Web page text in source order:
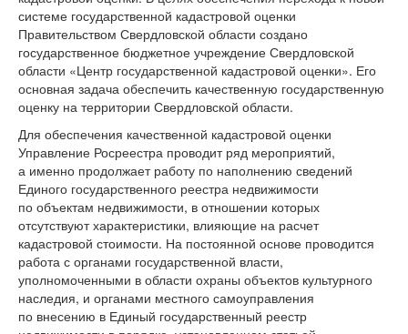
системе государственной кадастровой оценки
Правительством Свердловской области создано
государственное бюджетное учреждение Свердловской
области «Центр государственной кадастровой оценки». Его
основная задача обеспечить качественную государственную
оценку на территории Свердловской области.
Для обеспечения качественной кадастровой оценки
Управление Росреестра проводит ряд мероприятий,
а именно продолжает работу по наполнению сведений
Единого государственного реестра недвижимости
по объектам недвижимости, в отношении которых
отсутствуют характеристики, влияющие на расчет
кадастровой стоимости. На постоянной основе проводится
работа с органами государственной власти,
уполномоченными в области охраны объектов культурного
наследия, и органами местного самоуправления
по внесению в Единый государственный реестр